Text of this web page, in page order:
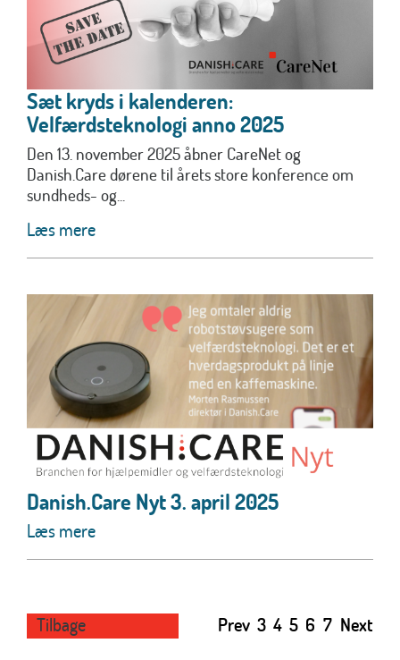
Sæt kryds i kalenderen:
Velfærdsteknologi anno 2025
Den 13. november 2025 åbner CareNet og
Danish.Care dørene til årets store konference om
sundheds- og...
Læs mere
Danish.Care Nyt 3. april 2025
Læs mere
Tilbage Prev 3 4 5 6 7 Next